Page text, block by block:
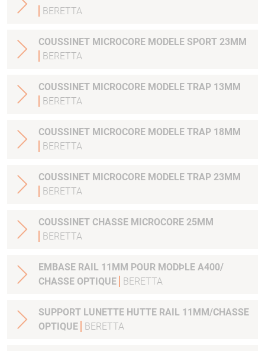
BERETTA
COUSSINET MICROCORE MODELE SPORT 23MM
BERETTA
COUSSINET MICROCORE MODELE TRAP 13MM
BERETTA
COUSSINET MICROCORE MODELE TRAP 18MM
BERETTA
COUSSINET MICROCORE MODELE TRAP 23MM
BERETTA
COUSSINET CHASSE MICROCORE 25MM
BERETTA
EMBASE RAIL 11MM POUR MODÞLE A400/
CHASSE OPTIQUE
BERETTA
SUPPORT LUNETTE HUTTE RAIL 11MM/CHASSE
OPTIQUE
BERETTA